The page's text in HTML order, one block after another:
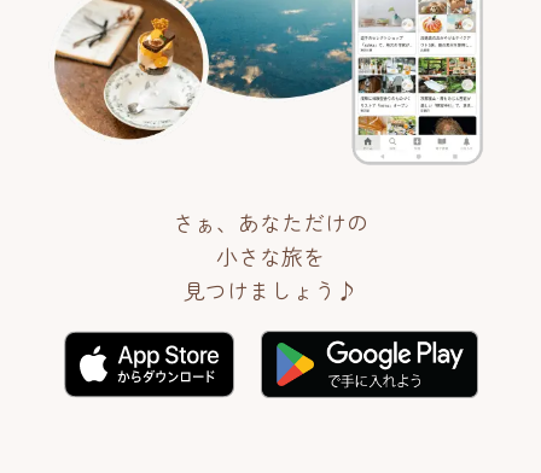
さぁ、あなただけの
小さな旅を
見つけましょう♪